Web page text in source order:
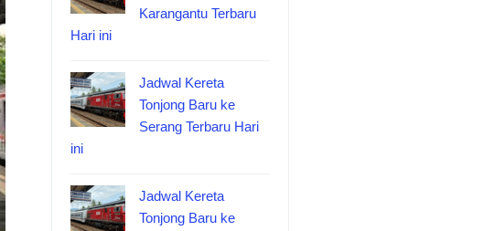
Karangantu Terbaru
Hari ini
Jadwal Kereta
Tonjong Baru ke
Serang Terbaru Hari
ini
Jadwal Kereta
Tonjong Baru ke